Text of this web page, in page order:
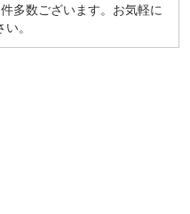
多数ございます。お気軽に
。